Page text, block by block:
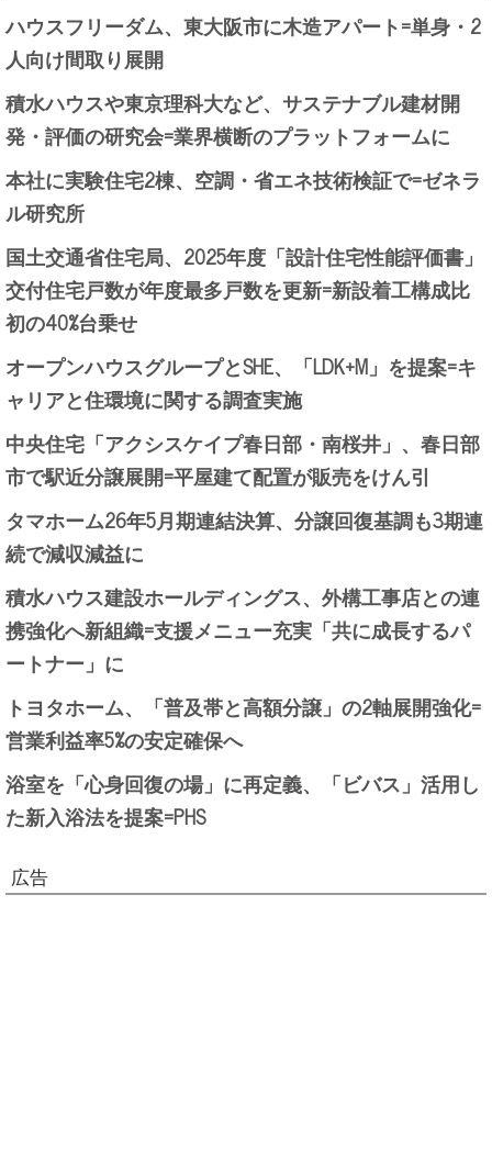
ハウスフリーダム、東大阪市に木造アパート=単身・2
人向け間取り展開
積水ハウスや東京理科大など、サステナブル建材開
発・評価の研究会=業界横断のプラットフォームに
本社に実験住宅2棟、空調・省エネ技術検証で=ゼネラ
ル研究所
国土交通省住宅局、2025年度「設計住宅性能評価書」
交付住宅戸数が年度最多戸数を更新=新設着工構成比
初の40%台乗せ
オープンハウスグループとSHE、「LDK+M」を提案=キ
ャリアと住環境に関する調査実施
中央住宅「アクシスケイプ春日部・南桜井」、春日部
市で駅近分譲展開=平屋建て配置が販売をけん引
タマホーム26年5月期連結決算、分譲回復基調も3期連
続で減収減益に
積水ハウス建設ホールディングス、外構工事店との連
携強化へ新組織=支援メニュー充実「共に成長するパ
ートナー」に
トヨタホーム、「普及帯と高額分譲」の2軸展開強化=
営業利益率5%の安定確保へ
浴室を「心身回復の場」に再定義、「ビバス」活用し
た新入浴法を提案=PHS
広告